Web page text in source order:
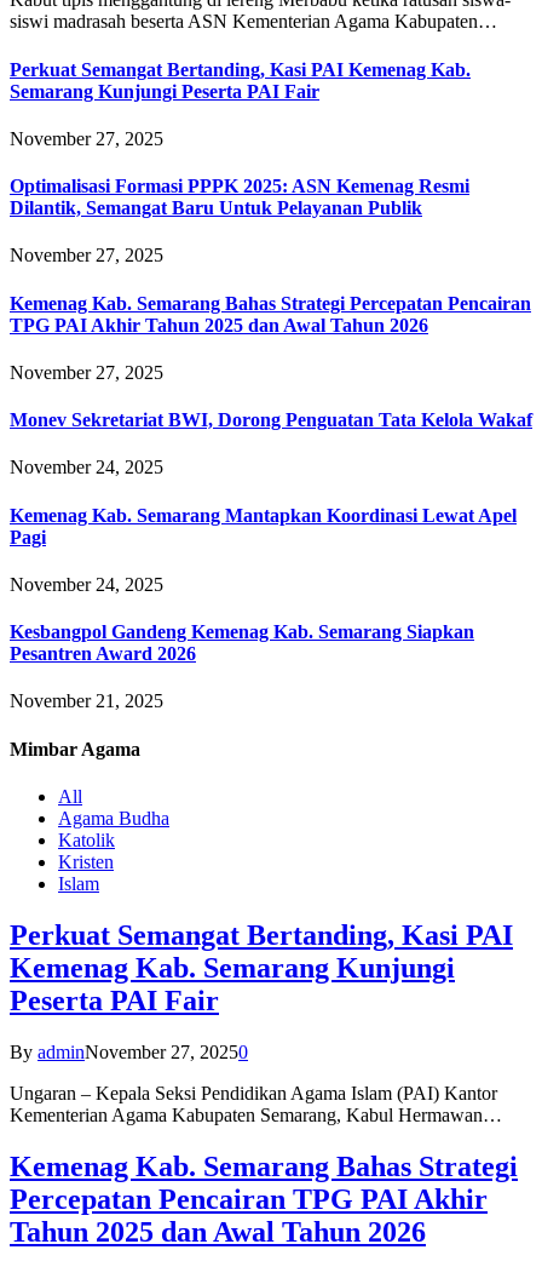
siswi madrasah beserta ASN Kementerian Agama Kabupaten…
Perkuat Semangat Bertanding, Kasi PAI Kemenag Kab.
Semarang Kunjungi Peserta PAI Fair
November 27, 2025
Optimalisasi Formasi PPPK 2025: ASN Kemenag Resmi
Dilantik, Semangat Baru Untuk Pelayanan Publik
November 27, 2025
Kemenag Kab. Semarang Bahas Strategi Percepatan Pencairan
TPG PAI Akhir Tahun 2025 dan Awal Tahun 2026
November 27, 2025
Monev Sekretariat BWI, Dorong Penguatan Tata Kelola Wakaf
November 24, 2025
Kemenag Kab. Semarang Mantapkan Koordinasi Lewat Apel
Pagi
November 24, 2025
Kesbangpol Gandeng Kemenag Kab. Semarang Siapkan
Pesantren Award 2026
November 21, 2025
Mimbar Agama
All
Agama Budha
Katolik
Kristen
Islam
Perkuat Semangat Bertanding, Kasi PAI
Kemenag Kab. Semarang Kunjungi
Peserta PAI Fair
By adminNovember 27, 20250
Ungaran – Kepala Seksi Pendidikan Agama Islam (PAI) Kantor
Kementerian Agama Kabupaten Semarang, Kabul Hermawan…
Kemenag Kab. Semarang Bahas Strategi
Percepatan Pencairan TPG PAI Akhir
Tahun 2025 dan Awal Tahun 2026